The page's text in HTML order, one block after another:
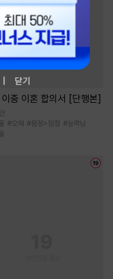
이중 이혼 합의서 [단행본]
#오해 #몸정>맘정 #능력남
닫기